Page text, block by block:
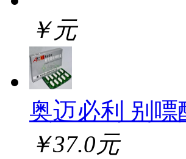
￥元
奥迈必利 别
￥37.0元